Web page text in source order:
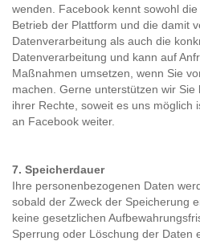
wenden. Facebook kennt sowohl
Betrieb der Plattform und die damit
Datenverarbeitung als auch die
Datenverarbeitung und kann auf
Maßnahmen umsetzen, wenn Sie
machen. Gerne unterstützen wir
ihrer Rechte, soweit es uns möglich
an Facebook weiter.
7. Speicherdauer
Ihre personenbezogenen Daten
sobald der Zweck der Speicherung
keine gesetzlichen
Sperrung oder Löschung der Daten